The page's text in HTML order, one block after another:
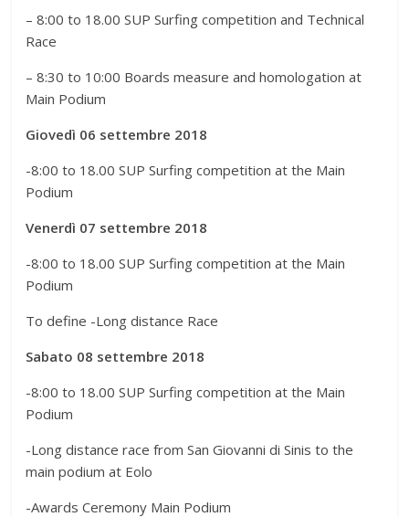
– 8:00 to 18.00 SUP Surfing competition and Technical
Race
– 8:30 to 10:00 Boards measure and homologation at
Main Podium
Giovedì 06 settembre 2018
-8:00 to 18.00 SUP Surfing competition at the Main
Podium
Venerdì 07 settembre 2018
-8:00 to 18.00 SUP Surfing competition at the Main
Podium
To define -Long distance Race
Sabato 08 settembre 2018
-8:00 to 18.00 SUP Surfing competition at the Main
Podium
-Long distance race from San Giovanni di Sinis to the
main podium at Eolo
-Awards Ceremony Main Podium